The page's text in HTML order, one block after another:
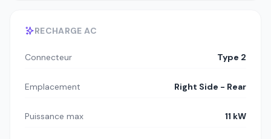
RECHARGE AC
Connecteur Type 2
Emplacement Right Side - Rear
Puissance max 11 kW